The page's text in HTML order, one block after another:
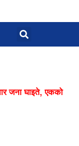
जना घाइते, एकको